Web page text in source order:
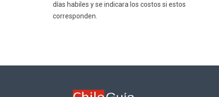
días habiles y se indicara los costos si estos
corresponden.